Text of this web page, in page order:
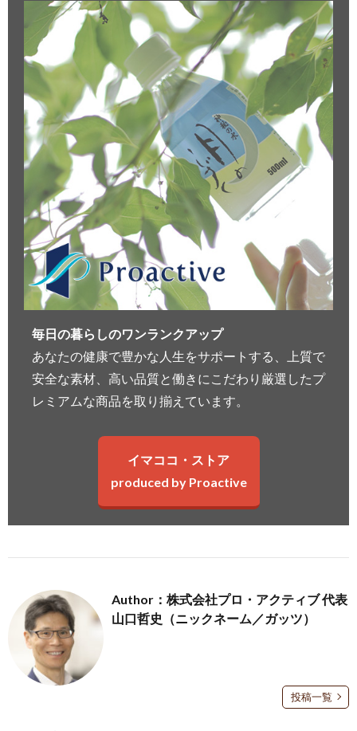
毎日の暮らしのワンランクアップ
あなたの健康で豊かな人生をサポートする、上質で
安全な素材、高い品質と働きにこだわり厳選したプ
レミアムな商品を取り揃えています。
イマココ・ストア
produced by Proactive
Author：株式会社プロ・アクティブ 代表
山口哲史（ニックネーム／ガッツ）
投稿一覧